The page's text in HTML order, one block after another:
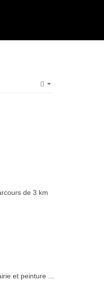
de 3 km
et peinture ...